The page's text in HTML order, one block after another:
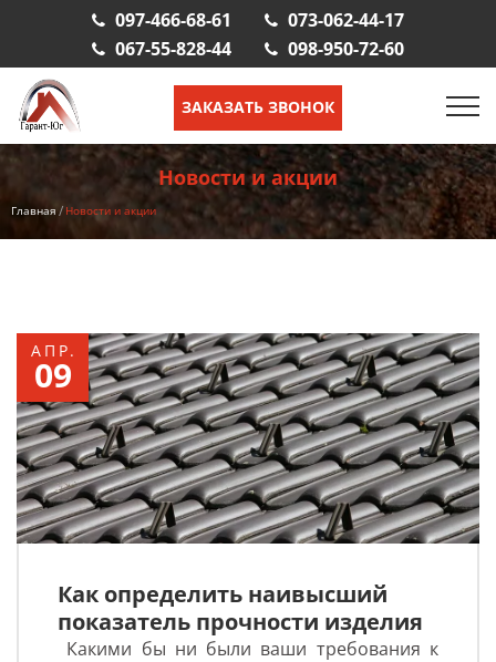
097-466-68-61
073-062-44-17
067-55-828-44
098-950-72-60
ЗАКАЗАТЬ ЗВОНОК
Новости и акции
Главная Новости и акции
АПР.
09
Как определить наивысший
показатель прочности изделия
Какими бы ни были ваши требования к